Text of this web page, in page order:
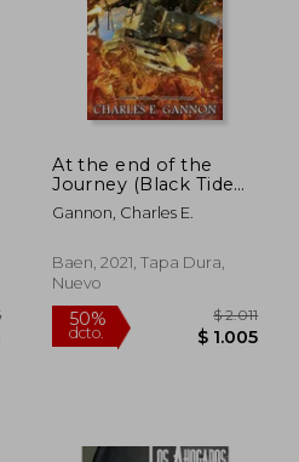
40%
At the end of the
Journey (Black Tide
Rising) (en Inglés)
Gannon, Charles E.
Baen, 2021, Tapa Dura,
Nuevo